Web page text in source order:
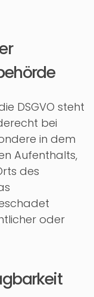
DSGVO steht
bei
in dem
Aufenthalts,
des
oder